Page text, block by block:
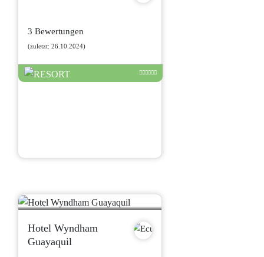
3 Bewertungen
(zuletzt: 26.10.2024)
Hotel Wyndham
Guayaquil